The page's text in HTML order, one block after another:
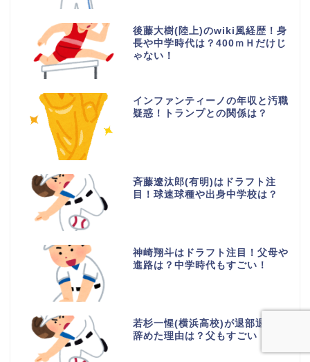
後藤大樹(陸上)のwiki風経歴！身
長や中学時代は？400ｍＨだけじ
ゃない！
インファンティーノの年収と汚職
疑惑！トランプとの関係は？
斉藤遼汰郎(有明)はドラフト注
目！球速球種や出身中学校は？
神崎翔斗はドラフト注目！父母や
進路は？中学時代もすごい！
若杉一惺(横浜高校)が退部退学？
辞めた理由は？父もすごい！